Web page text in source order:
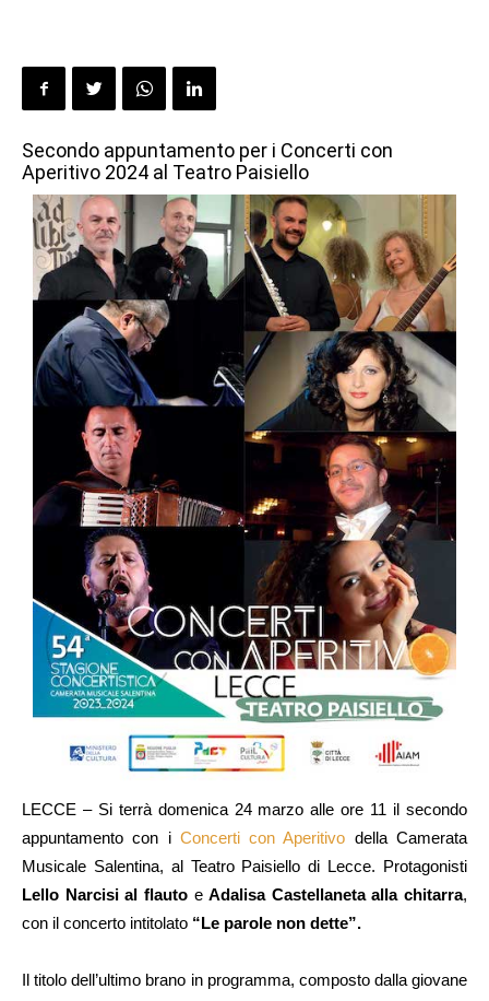
Secondo appuntamento per i Concerti con
Aperitivo 2024 al Teatro Paisiello
LECCE – Si terrà domenica 24 marzo alle ore 11 il secondo
appuntamento con i Concerti con Aperitivo della Camerata
Musicale Salentina, al Teatro Paisiello di Lecce. Protagonisti
Lello Narcisi al flautoeAdalisa Castellaneta alla chitarra,
con il concerto intitolato “Le parole non dette”.
Il titolo dell’ultimo brano in programma, composto dalla giovane